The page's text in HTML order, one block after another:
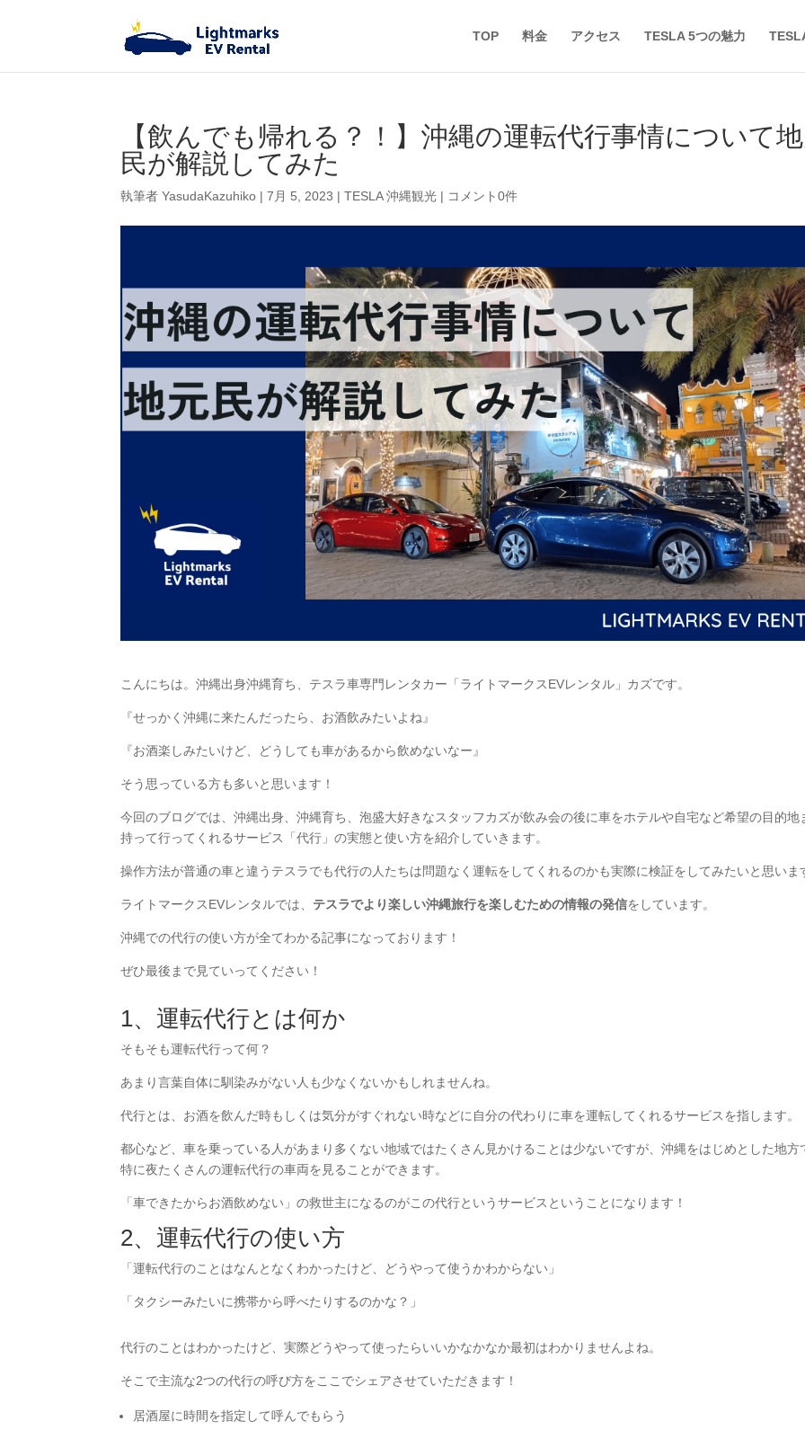
TOP 料金 アクセス TESLA 5つの魅力
【飲んでも帰れる？！】沖縄の運転代行事情について
民が解説してみた
執筆者YasudaKazuhiko |7月 5, 2023 |TESLA 沖縄観光 | コメント0件
こんにちは。沖縄出身沖縄育ち、テスラ車専門レンタカー「ライトマークスEVレンタル」カズです。
『せっかく沖縄に来たんだったら、お酒飲みたいよね』
『お酒楽しみたいけど、どうしても車があるから飲めないなー』
そう思っている方も多いと思います！
今回のブログでは、沖縄出身、沖縄育ち、泡盛大好きなスタッフカズが飲み会の後に車をホテルや自宅など希望の目的地
持って行ってくれるサービス「代行」の実態と使い方を紹介していきます。
操作方法が普通の車と違うテスラでも代行の人たちは問題なく運転をしてくれるのかも実際に検証をしてみたいと思いま
ライトマークスEVレンタルでは、 テスラでより楽しい沖縄旅行を楽しむための情報の発信をしています。
沖縄での代行の使い方が全てわかる記事になっております！
ぜひ最後まで見ていってください！
1、運転代行とは何か
そもそも運転代行って何？
あまり言葉自体に馴染みがない人も少なくないかもしれませんね。
代行とは、お酒を飲んだ時もしくは気分がすぐれない時などに自分の代わりに車を運転してくれるサービスを指します。
都心など、車を乗っている人があまり多くない地域ではたくさん見かけることは少ないですが、沖縄をはじめとした地方
特に夜たくさんの運転代行の車両を見ることができます。
「車できたからお酒飲めない」の救世主になるのがこの代行というサービスということになります！
2、運転代行の使い方
「運転代行のことはなんとなくわかったけど、どうやって使うかわからない」
「タクシーみたいに携帯から呼べたりするのかな？」
代行のことはわかったけど、実際どうやって使ったらいいかなかなか最初はわかりませんよね。
そこで主流な2つの代行の呼び方をここでシェアさせていただきます！
居酒屋に時間を指定して呼んでもらう